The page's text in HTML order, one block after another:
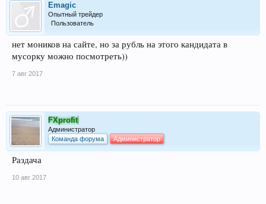
Emagic
Опытный трейдер
Пользователь
нет моников на сайте, но за рубль на этого кандидата в
мусорку можно посмотреть))
7 авг 2017
FXprofit
Администратор
Команда форума
Администратор
Раздача
10 авг 2017